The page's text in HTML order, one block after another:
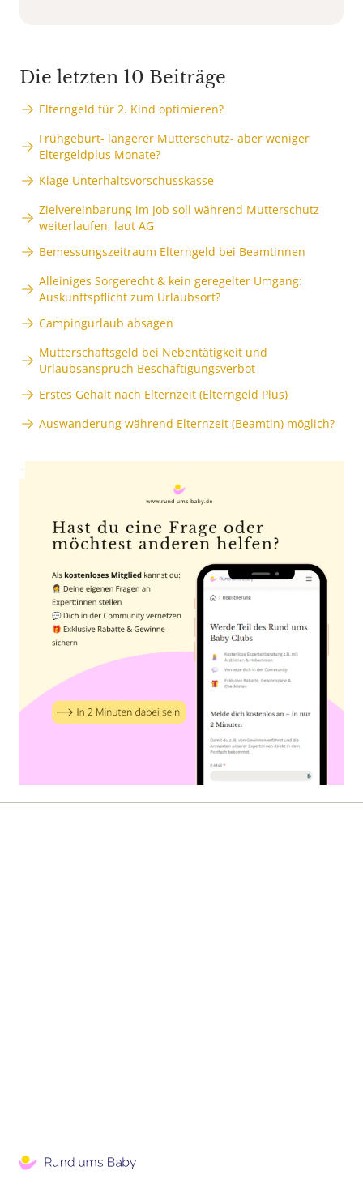
Die letzten 10 Beiträge
Elterngeld für 2. Kind optimieren?
Frühgeburt- längerer Mutterschutz- aber weniger
Eltergeldplus Monate?
Klage Unterhaltsvorschusskasse
Zielvereinbarung im Job soll während Mutterschutz
weiterlaufen, laut AG
Bemessungszeitraum Elterngeld bei Beamtinnen
Alleiniges Sorgerecht & kein geregelter Umgang:
Auskunftspflicht zum Urlaubsort?
Campingurlaub absagen
Mutterschaftsgeld bei Nebentätigkeit und
Urlaubsanspruch Beschäftigungsverbot
Erstes Gehalt nach Elternzeit (Elterngeld Plus)
Auswanderung während Elternzeit (Beamtin) möglich?